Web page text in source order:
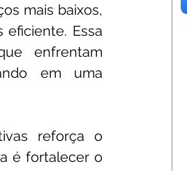
mais baixos,
Essa
enfrentam
em uma
reforça o
é fortalecer o